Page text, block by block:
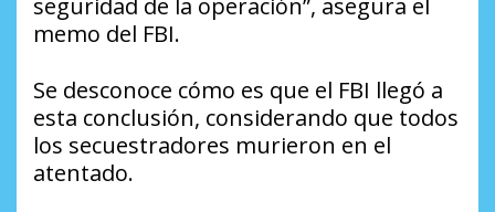
memo del FBI.
Se desconoce cómo es que el FBI llegó a
esta conclusión, considerando que todos
los secuestradores murieron en el
atentado.